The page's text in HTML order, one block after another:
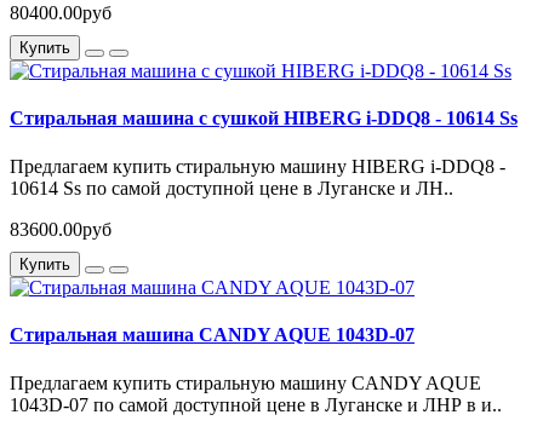
80400.00руб
Купить
Стиральная машина c сушкой HIBERG i-DDQ8 - 10614 Ss
Предлагаем купить стиральную машину HIBERG i-DDQ8 -
10614 Ss по самой доступной цене в Луганске и ЛН..
83600.00руб
Купить
Стиральная машина CANDY AQUE 1043D-07
Предлагаем купить стиральную машину CANDY AQUE
1043D-07 по самой доступной цене в Луганске и ЛНР в и..